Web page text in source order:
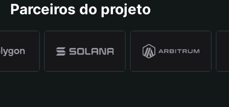
Parceiros do projeto